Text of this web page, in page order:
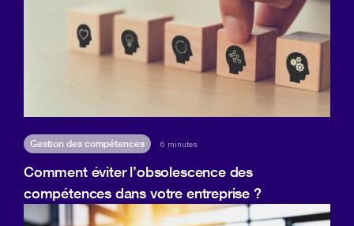
Gestion des compétences 6 minutes
Comment éviter l’obsolescence des
compétences dans votre entreprise ?